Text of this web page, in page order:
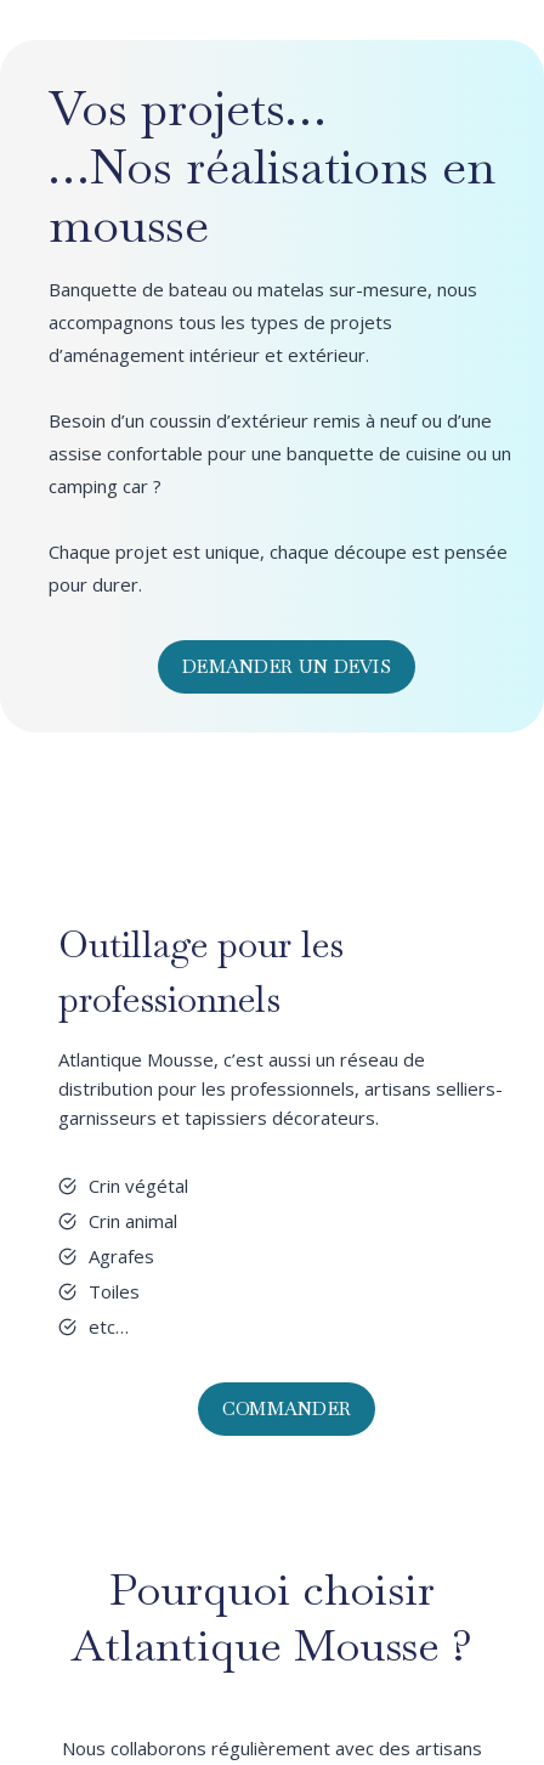
Vos projets…
…Nos réalisations en
mousse
Banquette de bateau ou matelas sur-mesure, nous
accompagnons tous les types de projets
d’aménagement intérieur et extérieur.
Besoin d’un coussin d’extérieur remis à neuf ou d’une
assise confortable pour une banquette de cuisine ou un
camping car ?
Chaque projet est unique, chaque découpe est pensée
pour durer.
DEMANDER UN DEVIS
Outillage pour les
professionnels
Atlantique Mousse, c’est aussi un réseau de
distribution pour les professionnels, artisans selliers-
garnisseurs et tapissiers décorateurs.
Crin végétal
Crin animal
Agrafes
Toiles
etc…
COMMANDER
Pourquoi choisir
Atlantique Mousse ?
Nous collaborons régulièrement avec des artisans